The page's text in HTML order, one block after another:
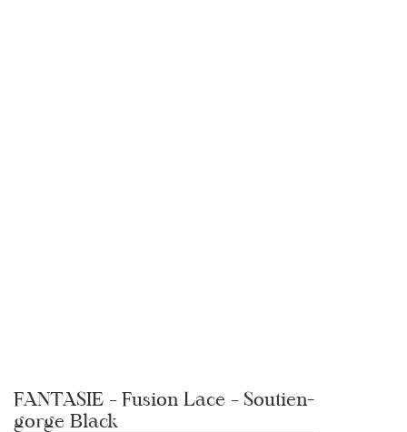
FANTASIE – Fusion Lace – Soutien-
gorge Black